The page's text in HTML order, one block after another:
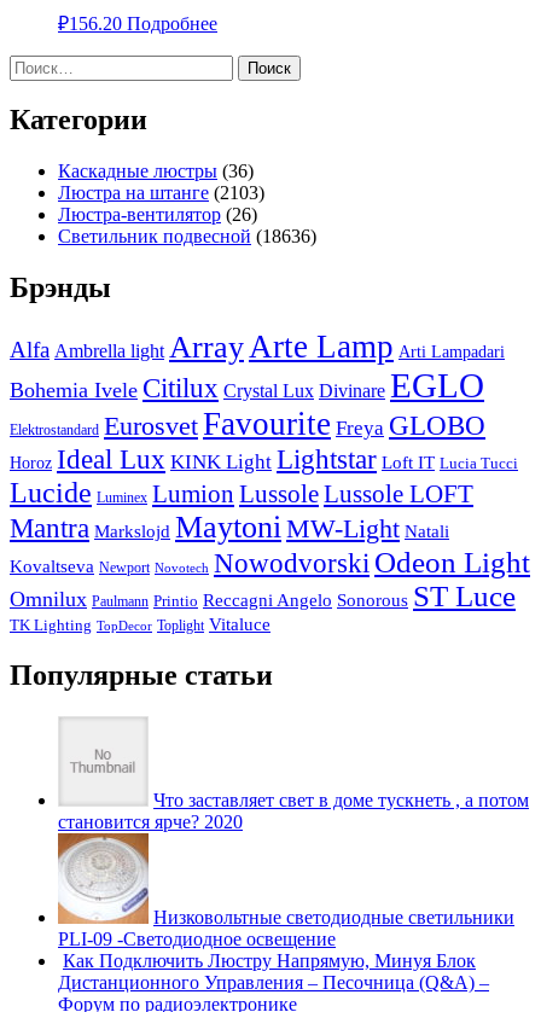
₽156.20 Подробнее
Найти:
Категории
Каскадные люстры (36)
Люстра на штанге (2103)
Люстра-вентилятор (26)
Светильник подвесной (18636)
Брэнды
Alfa Ambrella light ArrayArte Lamp Arti Lampadari
Bohemia Ivele Citilux Crystal Lux Divinare EGLO
Elektrostandard EurosvetFavourite Freya GLOBO
Horoz Ideal Lux KINK Light Lightstar Loft IT Lucia Tucci
Lucide Luminex Lumion LussoleLussole LOFT
Mantra Markslojd MaytoniMW-Light Natali
Kovaltseva Newport Novotech Nowodvorski Odeon Light
Omnilux Paulmann Printio Reccagni Angelo Sonorous ST Luce
TK Lighting TopDecor Toplight Vitaluce
Популярные статьи
Что заставляет свет в доме тускнеть , а потом
становится ярче? 2020
Низковольтные светодиодные светильники
PLI-09 -Светодиодное освещение
Как Подключить Люстру Напрямую, Минуя Блок
Дистанционного Управления – Песочница (Q&A) –
Форум по радиоэлектронике